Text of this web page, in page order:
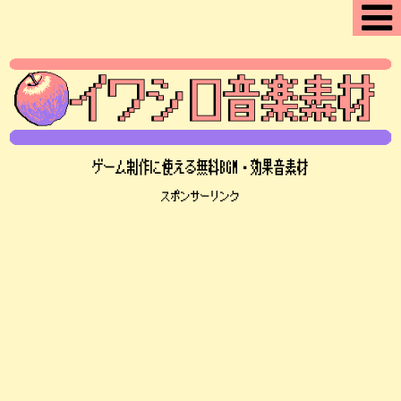
ゲーム制作に使える無料BGM・効果音素材
スポンサーリンク